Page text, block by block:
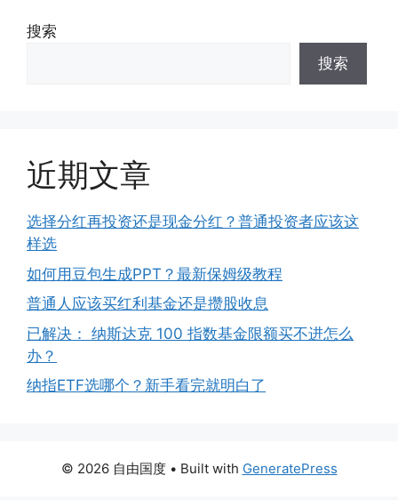
搜索
搜索
近期文章
选择分红再投资还是现金分红？普通投资者应该这
样选
如何用豆包生成PPT？最新保姆级教程
普通人应该买红利基金还是攒股收息
已解决： 纳斯达克 100 指数基金限额买不进怎么
办？
纳指ETF选哪个？新手看完就明白了
© 2026 自由国度• Built with GeneratePress